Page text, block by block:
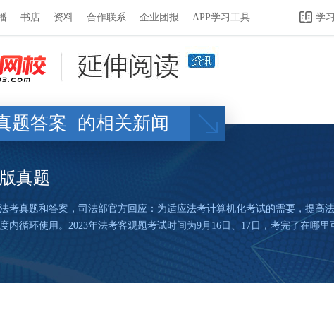
书店 资料 合作联系 企业团报 APP学习工具 学
题答案 的相关新闻
真题
考真题和答案，司法部官方回应：为适应法考计算机化考试的需要，提高
内循环使用。2023年法考客观题考试时间为9月16日、17日，考完了在哪里